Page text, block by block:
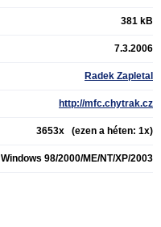
381 kB
7.3.2006
Radek Zapletal
http://mfc.chytrak.cz
3653x (ezen a héten: 1x)
Windows 98/2000/ME/NT/XP/2003